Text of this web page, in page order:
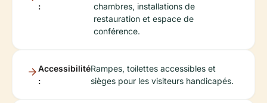
:
chambres, installations de
restauration et espace de
conférence.
Accessibilité
:
Rampes, toilettes accessibles et
sièges pour les visiteurs handicapés.